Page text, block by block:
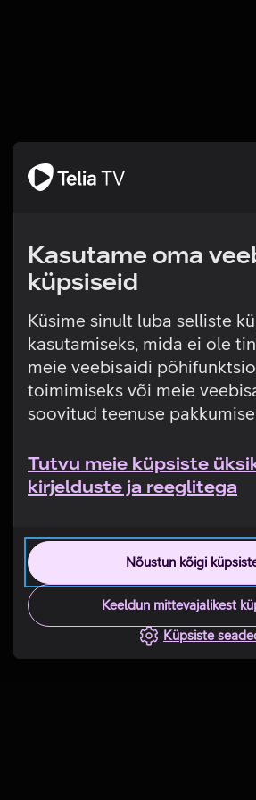
Kasutame oma
küpsiseid
Küsime sinult luba selliste
kasutamiseks, mida ei ole
meie veebisaidi
toimimiseks või meie
soovitud teenuse
Tutvu meie küpsiste
kirjelduste ja reeglitega
Nõustun kõigi
Keeldun mittevajalikest
Küpsiste
Tehniline